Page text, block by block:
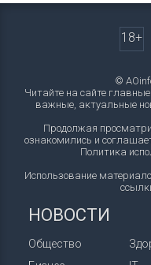
18+
©
Читайте на сайте
важные, актуальные
Продолжая
ознакомились и
Политика
Использование
НОВОСТИ
Общество